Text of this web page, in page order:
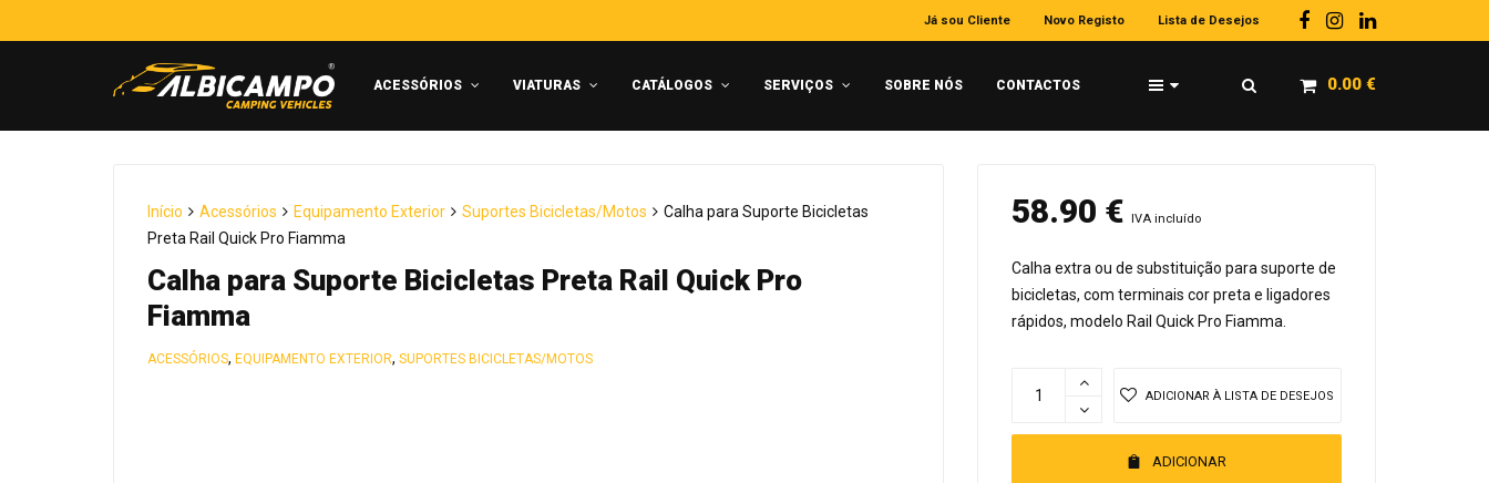
Já sou Cliente Novo Registo Lista de Desejos
ACESSÓRIOS VIATURAS CATÁLOGOS SERVIÇOS SOBRE NÓS CONTACTOS 0.00 €
Início Acessórios Equipamento Exterior Suportes Bicicletas/Motos
Calha para Suporte Bicicletas
Preta Rail Quick Pro Fiamma
Calha para Suporte Bicicletas Preta Rail Quick Pro
Fiamma
ACESSÓRIOS, EQUIPAMENTO EXTERIOR, SUPORTES BICICLETAS/MOTOS
58.90 € IVA incluído
Calha extra ou de substituição para suporte de
bicicletas, com terminais cor preta e ligadores
rápidos, modelo Rail Quick Pro Fiamma.
ADICIONAR
ADICIONAR À LISTA DE DESEJOS